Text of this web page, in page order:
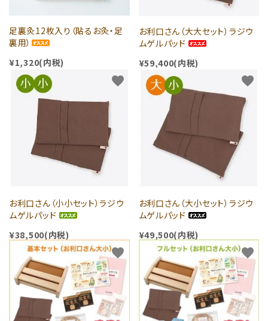
足裏灸12枚入り（貼るお灸・足
裏用）
¥1,320(内税)
お利口さん（大大セット）ラジウ
ムゲルパッド
¥59,400(内税)
お利口さん（小小セット）ラジウ
ムゲルパッド
¥38,500(内税)
favorite
お利口さん（大小セット）ラジウ
ムゲルパッド
¥49,500(内税)
favorite
favorite favorite